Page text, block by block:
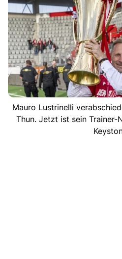
Mauro Lustrinelli
Thun. Jetzt ist sein